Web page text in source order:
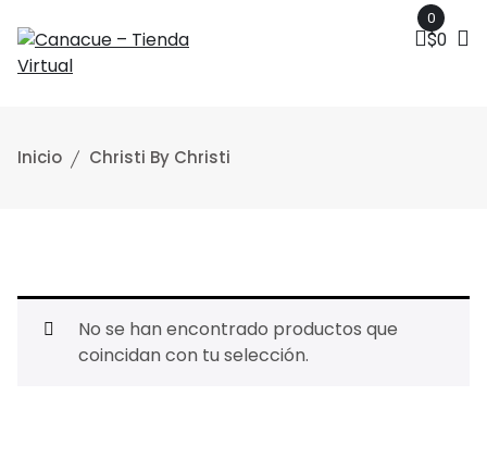
0
$0
Inicio Christi By Christi
No se han encontrado productos que
coincidan con tu selección.